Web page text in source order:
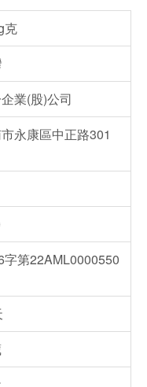
克
業(股)公司
永康區中正路301
字第22AML0000550